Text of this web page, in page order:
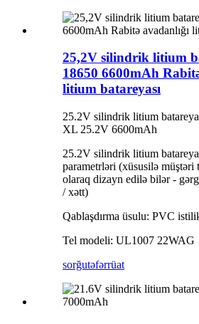
25,2V silindrik litium
18650 6600mAh
litium batareyası
25.2V silindrik litium
XL 25.2V 6600mAh
25.2V silindrik litium
parametrləri (xüsusilə müştəri
olaraq dizayn edilə bilər -
/ xətt)
Qablaşdırma üsulu: PVC
Tel modeli: UL1007 22WAG
sorğutəfərrüat